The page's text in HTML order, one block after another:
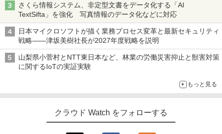
さくら情報システム、非定型文書をデータ化する「AI
TextSifta」を強化 写真情報のデータ化などに対応
日本マイクロソフトが描く業務プロセス変革と最新セキュリティ
戦略――津坂美樹社長が2027年度戦略を説明
山梨県小菅村とNTT東日本など、林業の労働災害抑止と獣害対策
に関するIoTの実証実験
もっと見る
クラウド Watch をフォローする